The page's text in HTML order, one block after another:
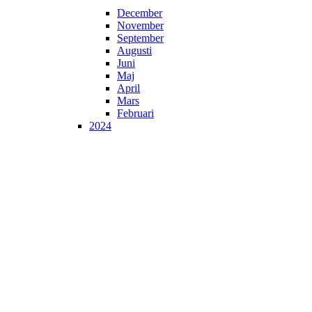
December
November
September
Augusti
Juni
Maj
April
Mars
Februari
2024